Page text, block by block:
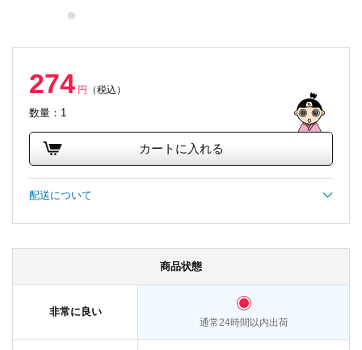
274 円 （税込）
数量：1
カートに入れる
配送について
商品状態
非常に良い
通常24時間以内出荷